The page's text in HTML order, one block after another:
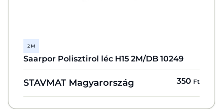
2 M
Saarpor Polisztirol léc H15 2M/DB 10249
STAVMAT Magyarország 350 Ft